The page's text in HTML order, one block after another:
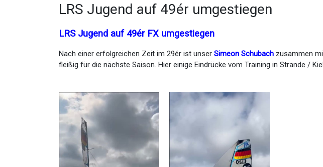
LRS Jugend auf 49ér umgestiegen
LRS Jugend auf 49ér FX umgestiegen
Nach einer erfolgreichen Zeit im 29ér ist unser Simeon Schubach zusammen
fleißig für die nächste Saison. Hier einige Eindrücke vom Training in Strande /